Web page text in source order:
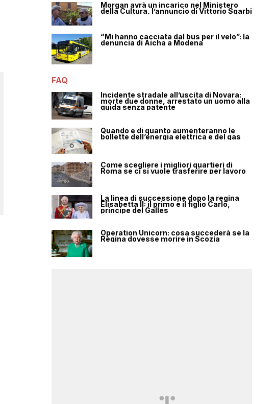
Morgan avrà un incarico nel Ministero
della Cultura, l’annuncio di Vittorio Sgarbi
“Mi hanno cacciata dal bus per il velo”: la
denuncia di Aicha a Modena
FAQ
Incidente stradale all’uscita di Novara:
morte due donne, arrestato un uomo alla
guida senza patente
Quando e di quanto aumenteranno le
bollette dell’energia elettrica e del gas
Come scegliere i migliori quartieri di
Roma se ci si vuole trasferire per lavoro
La linea di successione dopo la regina
Elisabetta II: il primo è il figlio Carlo,
principe del Galles
Operation Unicorn: cosa succederà se la
Regina dovesse morire in Scozia